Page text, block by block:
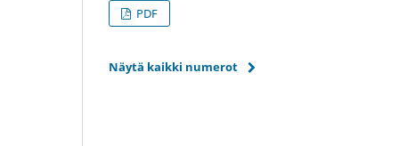
PDF
Näytä kaikki numerot